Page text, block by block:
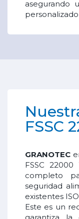
asegurando
FSSC
GRANOTEC
FSSC
completo
seguridad
existentes
Este es un